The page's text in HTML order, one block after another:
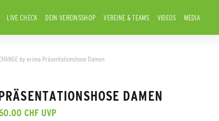
LIVE CHECK DEIN VEREINSSHOP VEREINE & TEAMS VIDEOS MEDIA
by erima Präsentationshose Damen
DAMEN
CHF UVP